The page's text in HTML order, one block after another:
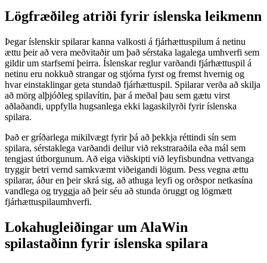
Lögfræðileg atriði fyrir íslenska leikmenn
Þegar íslenskir spilarar kanna valkosti á fjárhættuspilum á netinu
ættu þeir að vera meðvitaðir um það sérstaka lagalega umhverfi sem
gildir um starfsemi þeirra. Íslenskar reglur varðandi fjárhættuspil á
netinu eru nokkuð strangar og stjórna fyrst og fremst hvernig og
hvar einstaklingar geta stundað fjárhættuspil. Spilarar verða að skilja
að mörg alþjóðleg spilavítin, þar á meðal þau sem gætu virst
aðlaðandi, uppfylla hugsanlega ekki lagaskilyrði fyrir íslenska
spilara.
Það er gríðarlega mikilvægt fyrir þá að þekkja réttindi sín sem
spilara, sérstaklega varðandi deilur við rekstraraðila eða mál sem
tengjast útborgunum. Að eiga viðskipti við leyfisbundna vettvanga
tryggir betri vernd samkvæmt viðeigandi lögum. Þess vegna ættu
spilarar, áður en þeir skrá sig, að athuga leyfi og orðspor netkasína
vandlega og tryggja að þeir séu að stunda öruggt og lögmætt
fjárhættuspilaumhverfi.
Lokahugleiðingar um AlaWin
spilastaðinn fyrir íslenska spilara